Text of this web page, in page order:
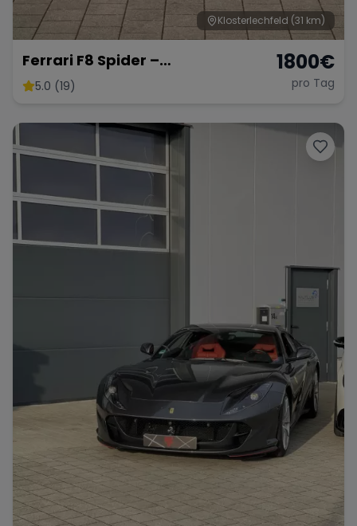
Klosterlechfeld (31 km)
Ferrari F8 Spider –
Atemberaubendes Cabrio
5.0 (19)
1800€
pro Tag